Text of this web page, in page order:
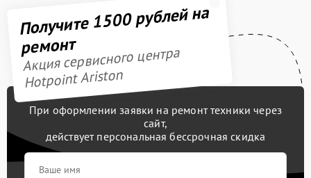
Получите 1500 рублей на
ремонт
Акция сервисного центра
Hotpoint Ariston
При оформлении заявки на ремонт техники через
сайт,
действует персональная бессрочная скидка